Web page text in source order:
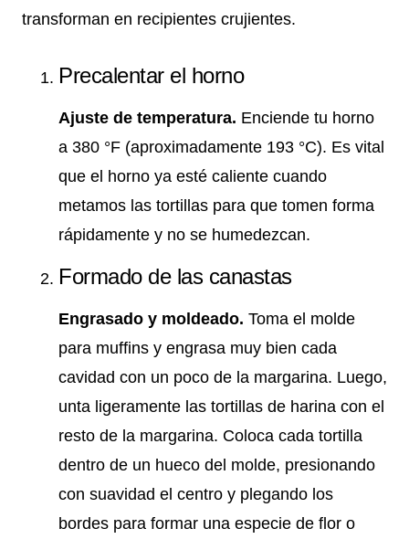
transforman en recipientes crujientes.
Precalentar el horno
Ajuste de temperatura. Enciende tu horno
a 380 °F (aproximadamente 193 °C). Es vital
que el horno ya esté caliente cuando
metamos las tortillas para que tomen forma
rápidamente y no se humedezcan.
Formado de las canastas
Engrasado y moldeado. Toma el molde
para muffins y engrasa muy bien cada
cavidad con un poco de la margarina. Luego,
unta ligeramente las tortillas de harina con el
resto de la margarina. Coloca cada tortilla
dentro de un hueco del molde, presionando
con suavidad el centro y plegando los
bordes para formar una especie de flor o